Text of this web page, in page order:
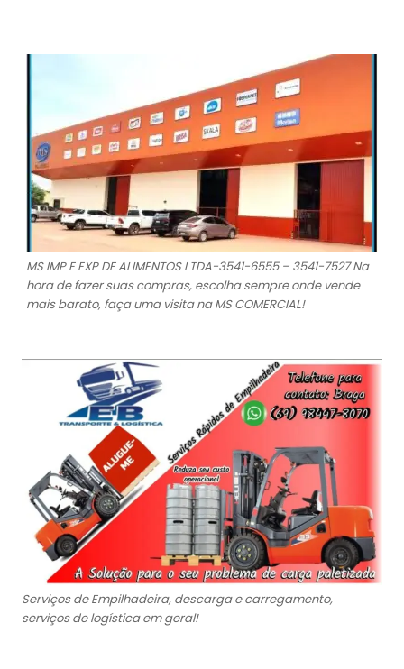
MS IMP E EXP DE ALIMENTOS LTDA-3541-6555 – 3541-7527 Na
hora de fazer suas compras, escolha sempre onde vende
mais barato, faça uma visita na MS COMERCIAL!
Serviços de Empilhadeira, descarga e carregamento,
serviços de logística em geral!